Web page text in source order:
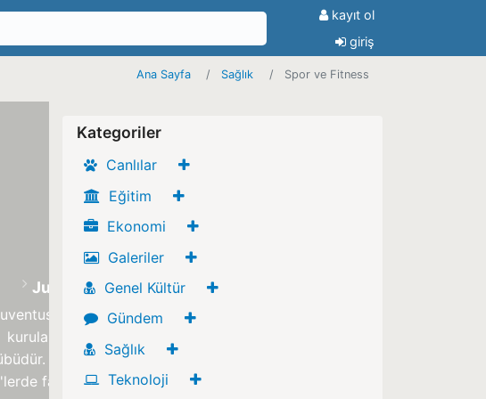
kayıt ol
giriş
Ana Sayfa Sağlık Spor ve Fitness
İleri
Kategoriler
Canlılar
Eğitim
Ekonomi
Galeriler
Genel Kültür
Gündem
Sağlık
Teknoloji